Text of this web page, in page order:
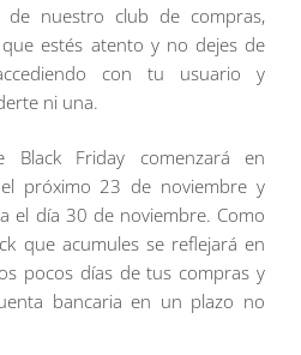
de nuestro club de compras,
estés atento y no dejes de
con tu usuario y
ni una.
Black Friday comenzará en
próximo 23 de noviembre y
el día 30 de noviembre. Como
que acumules se reflejará en
pocos días de tus compras y
bancaria en un plazo no